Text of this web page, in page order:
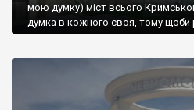
мою думку) міст всього
думка в кожного своя, тому щоби
запрошую відвідати це